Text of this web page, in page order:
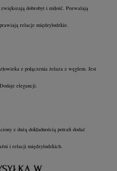
dobrobyt i miłość. Pozwalają
relacje międzyludzkie.
z połączenia żelaza z węglem. Jest
elegancji.
z dużą dokładnością potrafi dodać
i relacji międzyludzkich.